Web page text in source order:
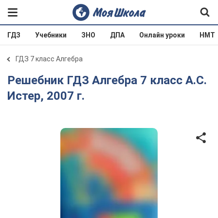
ГДЗ Учебники ЗНО ДПА Онлайн уроки НМТ
ГДЗ 7 класс Алгебра
Решебник ГДЗ Алгебра 7 класс А.С.
Истер, 2007 г.